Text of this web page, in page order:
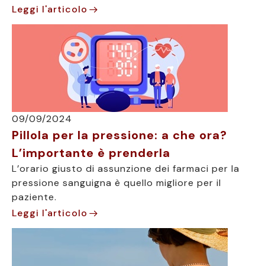
Leggi l'articolo
09/09/2024
Pillola per la pressione: a che ora?
L’importante è prenderla
L’orario giusto di assunzione dei farmaci per la
pressione sanguigna è quello migliore per il
paziente.
Leggi l'articolo